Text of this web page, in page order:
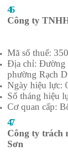
46
Công ty
Mã số thuế:
Địa chỉ: Đường
phường Rạch
Ngày hiệu lực:
Số tháng hiệu
Cơ quan cấp:
47
Công ty trách
Sơn